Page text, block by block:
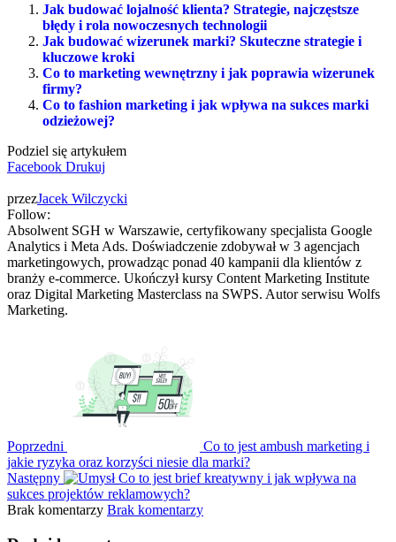
Jak budować lojalność klienta? Strategie, najczęstsze
błędy i rola nowoczesnych technologii
Jak budować wizerunek marki? Skuteczne strategie i
kluczowe kroki
Co to marketing wewnętrzny i jak poprawia wizerunek
firmy?
Co to fashion marketing i jak wpływa na sukces marki
odzieżowej?
Podziel się artykułem
Facebook Drukuj
przezJacek Wilczycki
Follow:
Absolwent SGH w Warszawie, certyfikowany specjalista Google
Analytics i Meta Ads. Doświadczenie zdobywał w 3 agencjach
marketingowych, prowadząc ponad 40 kampanii dla klientów z
branży e-commerce. Ukończył kursy Content Marketing Institute
oraz Digital Marketing Masterclass na SWPS. Autor serwisu Wolfs
Marketing.
Poprzedni
Co to jest ambush marketing i
jakie ryzyka oraz korzyści niesie dla marki?
Następny
Co to jest brief kreatywny i jak wpływa na
sukces projektów reklamowych?
Brak komentarzy Brak komentarzy